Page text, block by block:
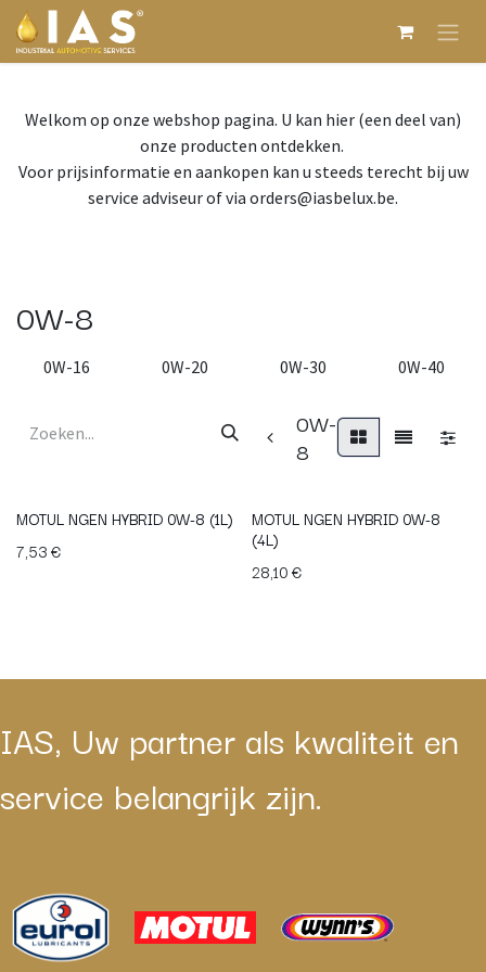
Overslaan naar inhoud
Welkom op onze webshop pagina. U kan hier (een deel van)
onze producten ontdekken.
Voor prijsinformatie en aankopen kan u steeds terecht bij uw
service adviseur of via orders@iasbelux.be.
0W-8
0W-16 0W-20 0W-30 0W-40
0W-
8
MOTUL NGEN HYBRID 0W-8 (1L)
7,53€
MOTUL NGEN HYBRID 0W-8
(4L)
28,10€
IAS, Uw partner als kwaliteit en
service belangrijk zijn.